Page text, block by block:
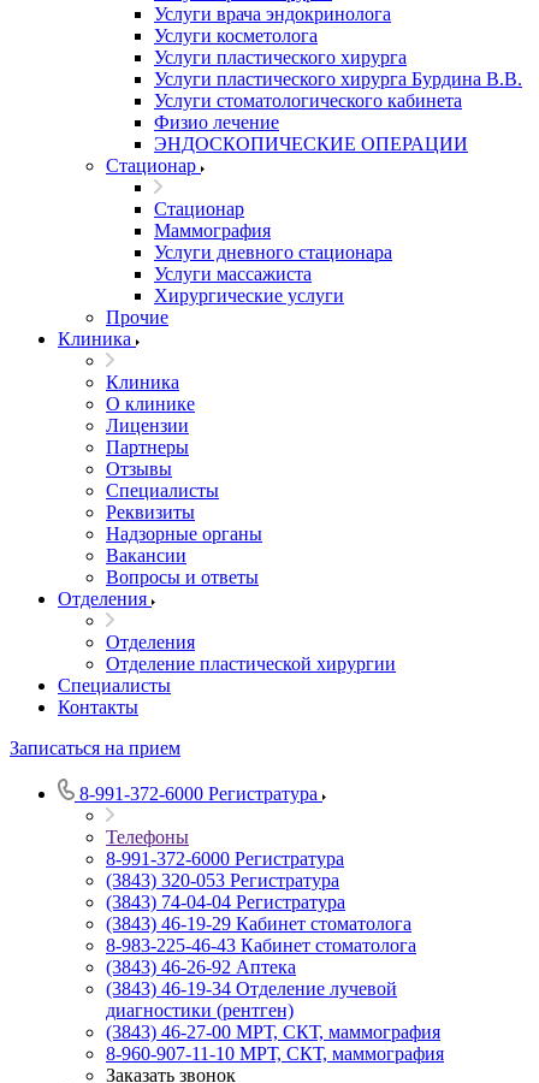
Услуги врача эндокринолога
Услуги косметолога
Услуги пластического хирурга
Услуги пластического хирурга Бурдина В.В.
Услуги стоматологического кабинета
Физио лечение
ЭНДОСКОПИЧЕСКИЕ ОПЕРАЦИИ
Стационар
Стационар
Маммография
Услуги дневного стационара
Услуги массажиста
Хирургические услуги
Прочие
Клиника
Клиника
О клинике
Лицензии
Партнеры
Отзывы
Специалисты
Реквизиты
Надзорные органы
Вакансии
Вопросы и ответы
Отделения
Отделения
Отделение пластической хирургии
Специалисты
Контакты
Записаться на прием
8-991-372-6000 Регистратура
Телефоны
8-991-372-6000 Регистратура
(3843) 320-053 Регистратура
(3843) 74-04-04 Регистратура
(3843) 46-19-29 Кабинет стоматолога
8-983-225-46-43 Кабинет стоматолога
(3843) 46-26-92 Аптека
(3843) 46-19-34 Отделение лучевой
диагностики (рентген)
(3843) 46-27-00 МРТ, СКТ, маммография
8-960-907-11-10 МРТ, СКТ, маммография
Заказать звонок